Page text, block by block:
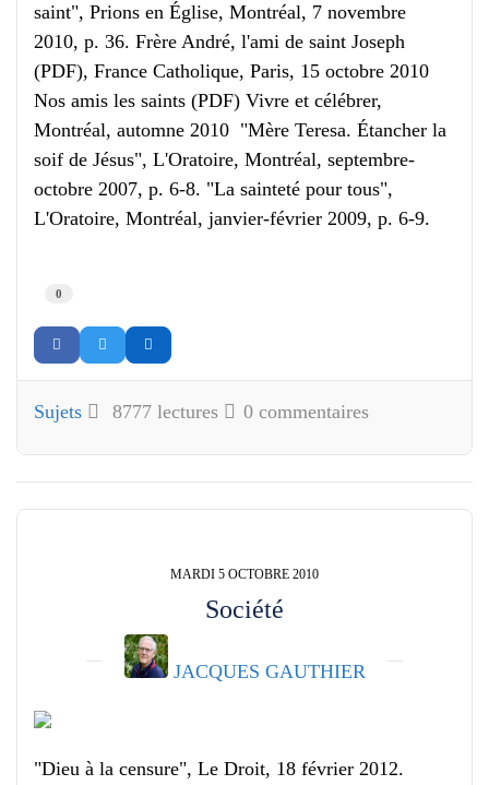
saint", Prions en Église, Montréal, 7 novembre
2010, p. 36. Frère André, l'ami de saint Joseph
(PDF), France Catholique, Paris, 15 octobre 2010
Nos amis les saints (PDF) Vivre et célébrer,
Montréal, automne 2010 "Mère Teresa. Étancher la
soif de Jésus", L'Oratoire, Montréal, septembre-
octobre 2007, p. 6-8. "La sainteté pour tous",
L'Oratoire, Montréal, janvier-février 2009, p. 6-9.
0
Sujets 8777 lectures 0 commentaires
MARDI 5 OCTOBRE 2010
Société
JACQUES GAUTHIER
"Dieu à la censure", Le Droit, 18 février 2012.